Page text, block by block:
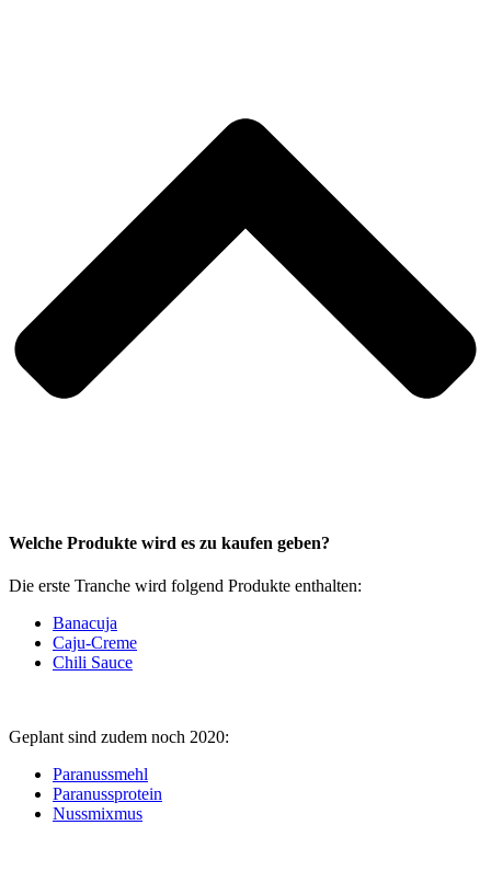
Welche Produkte wird es zu kaufen geben?
Die erste Tranche wird folgend Produkte enthalten:
Banacuja
Caju-Creme
Chili Sauce
Geplant sind zudem noch 2020:
Paranussmehl
Paranussprotein
Nussmixmus